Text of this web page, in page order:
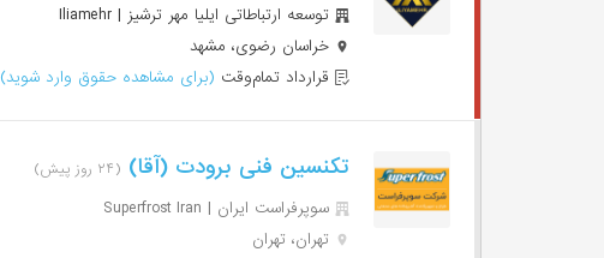
توسعه ارتباطاتی ایلیا مهر ترشیز | Iliamehr
خراسان رضوی، مشهد
قرارداد تمام‌وقت (برای مشاهده حقوق وارد شوید)
تکنسین فنی برودت (آقا) (۲۴ روز پیش)
سوپرفراست ایران | Superfrost Iran
تهران، تهران